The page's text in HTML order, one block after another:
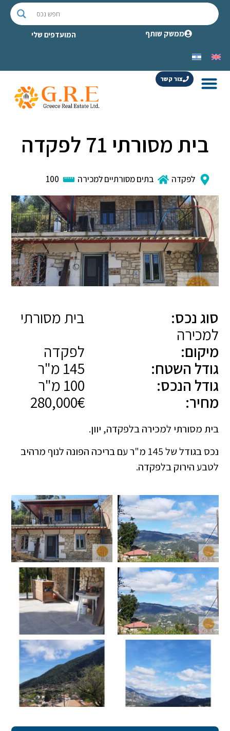
ממשק שותף המועדפים שלי
צור קשר
בית מסורתי 71 לפקדה
לפקדה בתים מסורתיים למכירה 100
סוג נכס:
בית מסורתי
למכירה
מיקום:
לפקדה
גודל השטח:
גודל הנכס:
מחיר:
280,000€
בית מסורתי למכירה בלפקדה, יוון.
נכס בגודל של 145 מ"ר עם בריכה הפונה לנוף מרהיב
לטבע הירוק בלפקדה.